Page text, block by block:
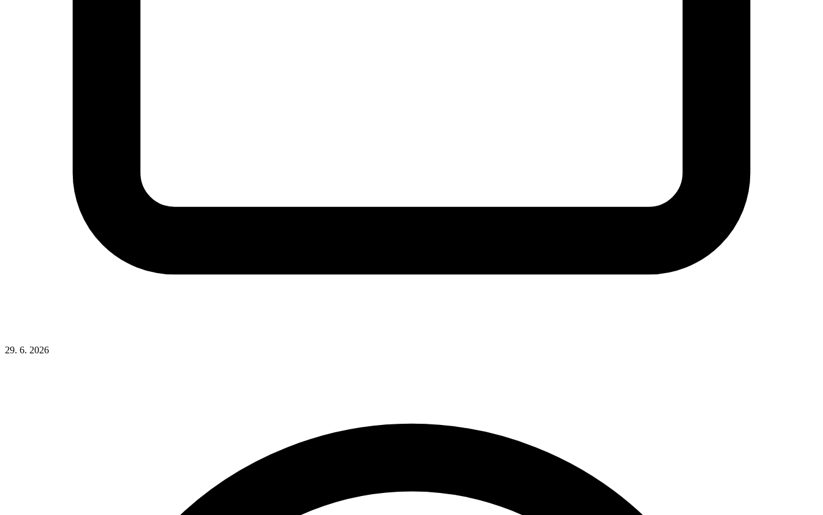
29. 6. 2026